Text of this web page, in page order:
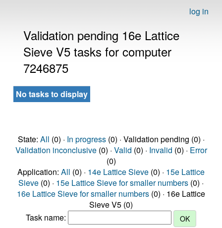
log in
Validation pending 16e Lattice
Sieve V5 tasks for computer
7246875
No tasks to display
State: All (0) · In progress(0) · Validation pending (0) ·
Validation inconclusive(0) · Valid (0) · Invalid (0) · Error
(0)
Application: All (0) · 14e Lattice Sieve (0) · 15e Lattice
Sieve (0) · 15e Lattice Sieve for smaller numbers (0) ·
16e Lattice Sieve for smaller numbers (0) · 16e Lattice
Sieve V5 (0)
Task name: